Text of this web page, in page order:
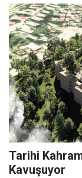
Tarihi
Kavuşuyor